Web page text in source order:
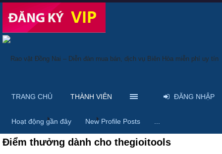
Trang chủ Thành viên thegioitools
Điểm thưởng dành cho thegioitools
TRANG CHỦ THÀNH VIÊN
Hoạt động gần đây New Profile Posts
ĐĂNG NHẬP